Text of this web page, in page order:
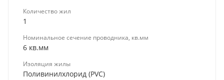
Количество жил
1
Номинальное сечение проводника, кв.мм
6 кв.мм
Изоляция жилы
Поливинилхлорид (PVC)